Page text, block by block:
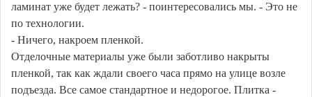
ламинат уже будет лежать? - поинтересовались мы. - Это не
по технологии.
- Ничего, накроем пленкой.
Отделочные материалы уже были заботливо накрыты
пленкой, так как ждали своего часа прямо на улице возле
подъезда. Все самое стандартное и недорогое. Плитка -